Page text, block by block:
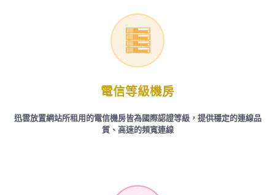
電信等級機房
迅雲放置網站所租用的電信機房皆為國際認證等級，提供穩定的連線品
質、高速的頻寬連線